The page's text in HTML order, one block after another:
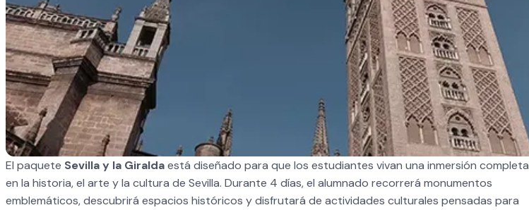
El paquete Sevilla y la Giraldaestá diseñado para que los estudiantes vivan una inmersión completa
en la historia, el arte y la cultura de Sevilla. Durante 4 días, el alumnado recorrerá monumentos
emblemáticos, descubrirá espacios históricos y disfrutará de actividades culturales pensadas para